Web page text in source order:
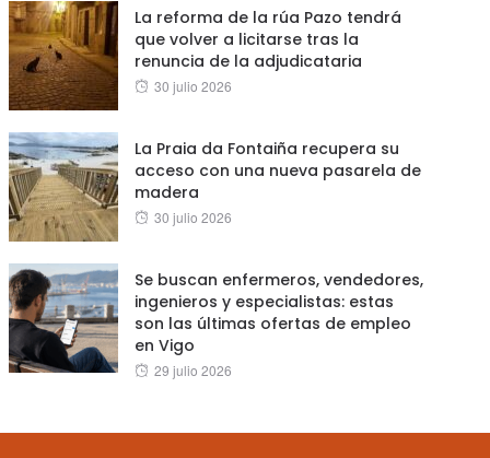
La reforma de la rúa Pazo tendrá
que volver a licitarse tras la
renuncia de la adjudicataria
Posted
30 julio 2026
La Praia da Fontaiña recupera su
acceso con una nueva pasarela de
madera
Posted
30 julio 2026
Se buscan enfermeros, vendedores,
ingenieros y especialistas: estas
son las últimas ofertas de empleo
en Vigo
Posted
29 julio 2026